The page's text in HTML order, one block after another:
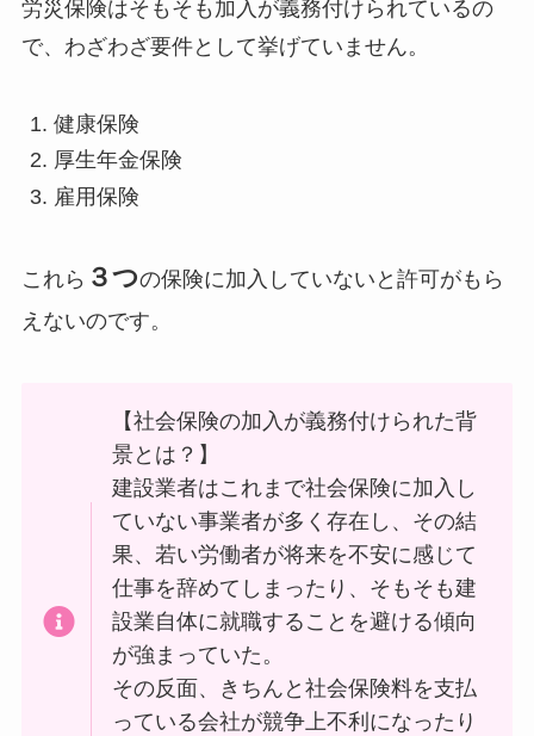
労災保険はそもそも加入が義務付けられているの
で、わざわざ要件として挙げていません。
健康保険
厚生年金保険
雇用保険
これら ３つの保険に加入していないと許可がもら
えないのです。
【社会保険の加入が義務付けられた背
景とは？】
建設業者はこれまで社会保険に加入し
ていない事業者が多く存在し、その結
果、若い労働者が将来を不安に感じて
仕事を辞めてしまったり、そもそも建
設業自体に就職することを避ける傾向
が強まっていた。
その反面、きちんと社会保険料を支払
っている会社が競争上不利になったり